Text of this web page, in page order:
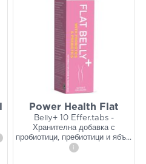
Power Health Flat
Belly+ 10 Effer.tabs -
Хранителна добавка с
пробиотици, пребиотици и ябъ...
i